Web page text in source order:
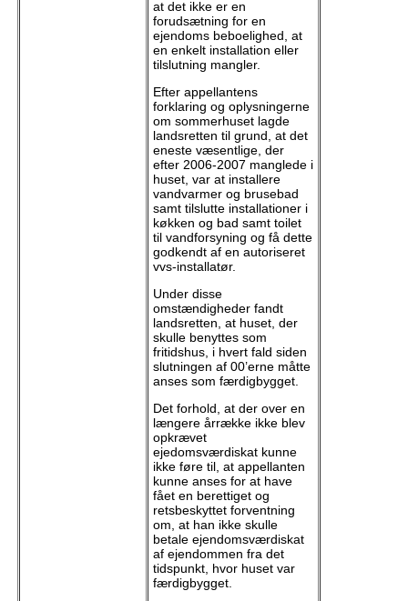
at det ikke er en
forudsætning for en
ejendoms beboelighed, at
en enkelt installation eller
tilslutning mangler.
Efter appellantens
forklaring og oplysningerne
om sommerhuset lagde
landsretten til grund, at det
eneste væsentlige, der
efter 2006-2007 manglede i
huset, var at installere
vandvarmer og brusebad
samt tilslutte installationer i
køkken og bad samt toilet
til vandforsyning og få dette
godkendt af en autoriseret
vvs-installatør.
Under disse
omstændigheder fandt
landsretten, at huset, der
skulle benyttes som
fritidshus, i hvert fald siden
slutningen af 00’erne måtte
anses som færdigbygget.
Det forhold, at der over en
længere årrække ikke blev
opkrævet
ejedomsværdiskat kunne
ikke føre til, at appellanten
kunne anses for at have
fået en berettiget og
retsbeskyttet forventning
om, at han ikke skulle
betale ejendomsværdiskat
af ejendommen fra det
tidspunkt, hvor huset var
færdigbygget.